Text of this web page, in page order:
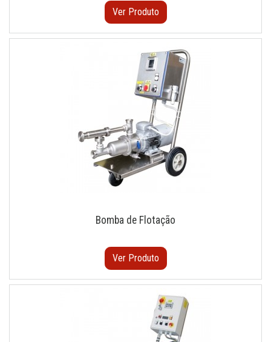
Ver Produto
Bomba de Flotação
Ver Produto